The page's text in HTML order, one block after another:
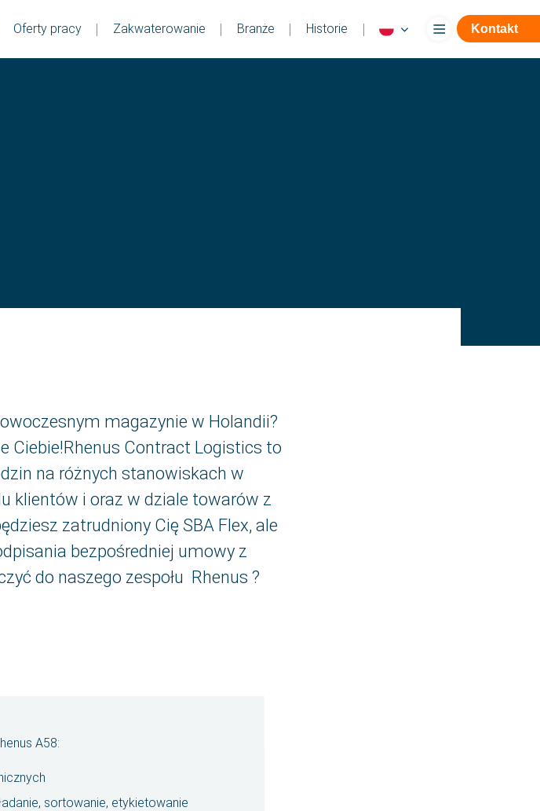
Oferty pracy Zakwaterowanie Branże Historie Kontakt
magazynie w Holandii?
Ciebie!Rhenus Contract Logistics to
na różnych stanowiskach w
klientów i oraz w dziale towarów z
zatrudniony Cię SBA Flex, ale
bezpośredniej umowy z
do naszego zespołu Rhenus ?
A58:
sortowanie, etykietowanie